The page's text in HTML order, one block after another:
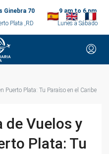
Ginebra 70
Plata ,RD
9 am to 6 pm
Lunes a Sábado
Puerto Plata: Tu Paraíso en el Caribe
de Vuelos y
Plata: Tu